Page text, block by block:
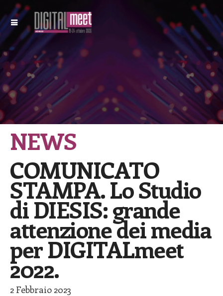
NEWS
COMUNICATO
STAMPA. Lo Studio
di DIESIS: grande
attenzione dei media
per DIGITALmeet
2022.
2 Febbraio 2023